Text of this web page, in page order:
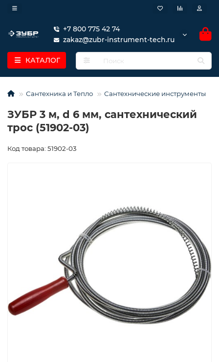
+7 800 775 42 74
zakaz@zubr-instrument-tech.ru
КАТАЛОГ
Сантехника и Тепло Сантехнические инструменты
ЗУБР 3 м, d 6 мм, сантехнический
трос (51902-03)
Код товара: 51902-03